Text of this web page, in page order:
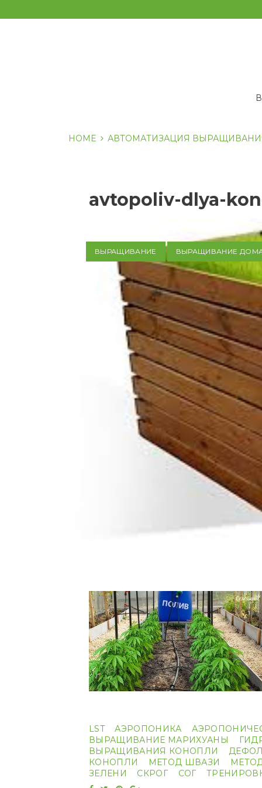
к
HOME АВТОМАТИЗАЦИЯ
avtopoliv-dlya-
ВЫРАЩИВАНИЕ ВЫРАЩИВАНИЕ
LST АЭРОПОНИКА
ВЫРАЩИВАНИЕ МАРИХУАНЫ
ВЫРАЩИВАНИЯ КОНОПЛИ
КОНОПЛИ
МЕТОД ШВАЗИ
ЗЕЛЕНИ
СКРОГ СОГ